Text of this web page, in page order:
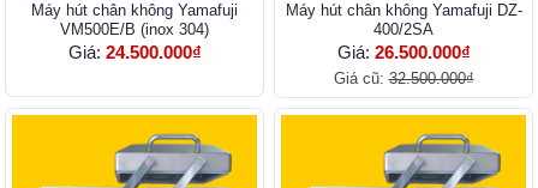
Máy hút chân không Yamafuji
VM500E/B (inox 304)
Giá: 24.500.000₫
Máy hút chân không Yamafuji DZ-
400/2SA
Giá: 26.500.000₫
Giá cũ:32.500.000₫